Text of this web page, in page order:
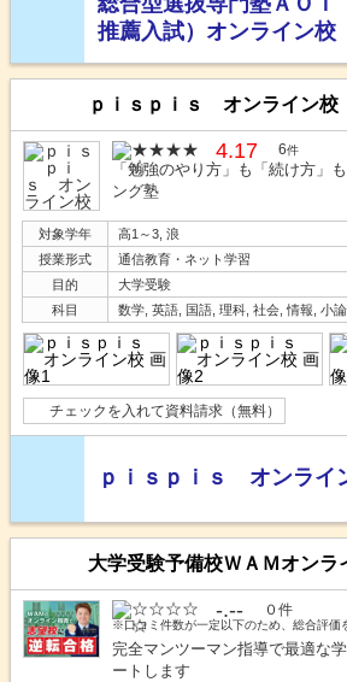
推薦入試）オンライン校
ｐｉｓｐｉｓ オンライン校
4.17 6件
「勉強のやり方」も「続け方」
ング塾
対象学年
高1～3, 浪
授業形式
通信教育・ネット学習
目的
大学受験
科目
数学, 英語, 国語, 理科, 社会, 情報, 小
チェックを入れて資料請求（無料）
ｐｉｓｐｉｓ オンライ
大学受験予備校ＷＡＭオンラ
-.-- ０件
※口コミ件数が一定以下のため、総合評価
完全マンツーマン指導で最適な
ートします